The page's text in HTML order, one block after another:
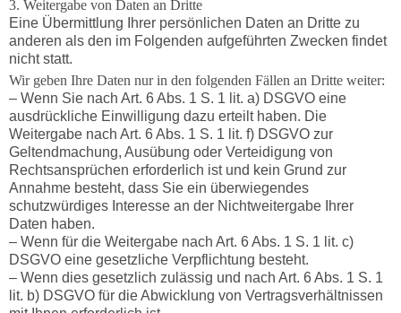
3. Weitergabe von Daten an Dritte
Eine Übermittlung Ihrer persönlichen Daten an Dritte zu
anderen als den im Folgenden aufgeführten Zwecken findet
nicht statt.
Wir geben Ihre Daten nur in den folgenden Fällen an Dritte weiter:
– Wenn Sie nach Art. 6 Abs. 1 S. 1 lit. a) DSGVO eine
ausdrückliche Einwilligung dazu erteilt haben. Die
Weitergabe nach Art. 6 Abs. 1 S. 1 lit. f) DSGVO zur
Geltendmachung, Ausübung oder Verteidigung von
Rechtsansprüchen erforderlich ist und kein Grund zur
Annahme besteht, dass Sie ein überwiegendes
schutzwürdiges Interesse an der Nichtweitergabe Ihrer
Daten haben.
– Wenn für die Weitergabe nach Art. 6 Abs. 1 S. 1 lit. c)
DSGVO eine gesetzliche Verpflichtung besteht.
– Wenn dies gesetzlich zulässig und nach Art. 6 Abs. 1 S. 1
lit. b) DSGVO für die Abwicklung von Vertragsverhältnissen